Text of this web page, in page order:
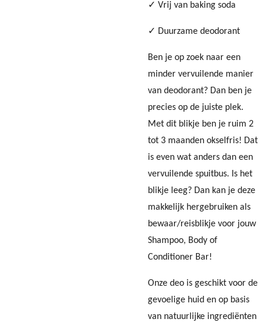
✓ Vrij van baking soda
✓ Duurzame deodorant
Ben je op zoek naar een
minder vervuilende manier
van deodorant? Dan ben je
precies op de juiste plek.
Met dit blikje ben je ruim 2
tot 3 maanden okselfris! Dat
is even wat anders dan een
vervuilende spuitbus. Is het
blikje leeg? Dan kan je deze
makkelijk hergebruiken als
bewaar/reisblikje voor jouw
Shampoo, Body of
Conditioner Bar!
Onze deo is geschikt voor de
gevoelige huid en op basis
van natuurlijke ingrediënten